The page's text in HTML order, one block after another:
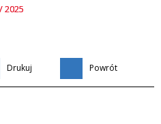
2025
Drukuj Powrót